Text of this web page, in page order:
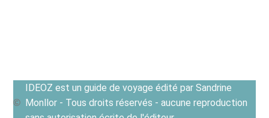
IDEOZ est un guide de voyage édité par Sandrine
Monllor - Tous droits réservés - aucune reproduction